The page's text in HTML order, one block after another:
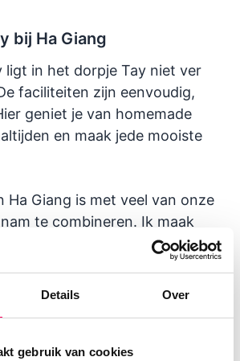
Details Over
gebruik van cookies
bij Ha Giang
ligt in het dorpje Tay niet ver
faciliteiten zijn eenvoudig,
geniet je van homemade
en maak jede mooiste
Ha Giang is met veel van onze
te combineren. Ik maak
op maat door Vietnam.